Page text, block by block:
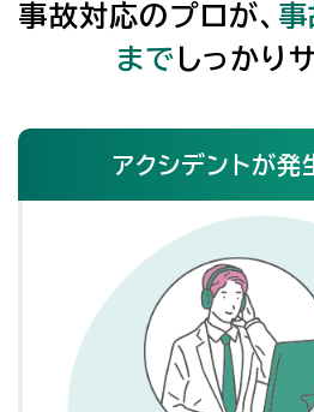
事故対応のプロが、
まで しっかり
アクシデントが発